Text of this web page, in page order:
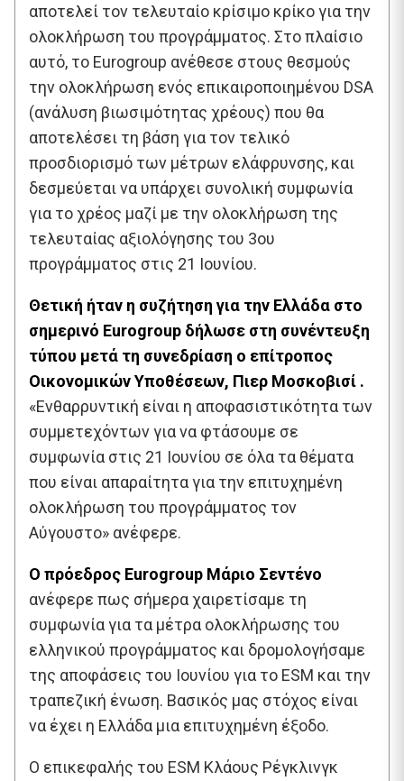
αποτελεί τον τελευταίο κρίσιμο κρίκο για την
ολοκλήρωση του προγράμματος. Στο πλαίσιο
αυτό, το Eurogroup ανέθεσε στους θεσμούς
την ολοκλήρωση ενός επικαιροποιημένου DSA
(ανάλυση βιωσιμότητας χρέους) που θα
αποτελέσει τη βάση για τον τελικό
προσδιορισμό των μέτρων ελάφρυνσης, και
δεσμεύεται να υπάρχει συνολική συμφωνία
για το χρέος μαζί με την ολοκλήρωση της
τελευταίας αξιολόγησης του 3ου
προγράμματος στις 21 Ιουνίου.
Θετική ήταν η συζήτηση για την Ελλάδα στο
σημερινό Eurogroup δήλωσε στη συνέντευξη
τύπου μετά τη συνεδρίαση ο επίτροπος
Οικονομικών Υποθέσεων, Πιερ Μοσκοβισί .
«Ενθαρρυντική είναι η αποφασιστικότητα των
συμμετεχόντων για να φτάσουμε σε
συμφωνία στις 21 Ιουνίου σε όλα τα θέματα
που είναι απαραίτητα για την επιτυχημένη
ολοκλήρωση του προγράμματος τον
Αύγουστο» ανέφερε.
Ο πρόεδρος Eurogroup Μάριο Σεντένο
ανέφερε πως σήμερα χαιρετίσαμε τη
συμφωνία για τα μέτρα ολοκλήρωσης του
ελληνικού προγράμματος και δρομολογήσαμε
της αποφάσεις του Ιουνίου για το ESM και την
τραπεζική ένωση. Βασικός μας στόχος είναι
να έχει η Ελλάδα μια επιτυχημένη έξοδο.
Ο επικεφαλής του ESM Κλάους Ρέγκλινγκ